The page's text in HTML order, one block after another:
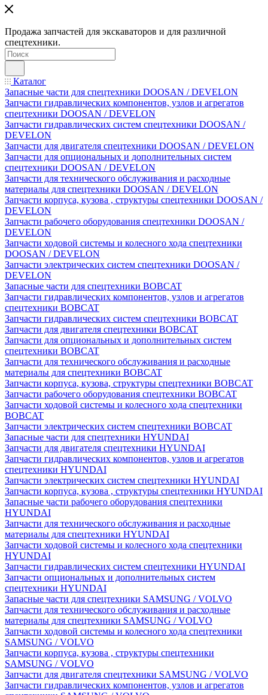
Продажа запчастей для экскаваторов и для различной
спецтехники.
Каталог
Запасные части для спецтехники DOOSAN / DEVELON
Запчасти гидравлических компонентов, узлов и агрегатов
спецтехники DOOSAN / DEVELON
Запчасти гидравлических систем спецтехники DOOSAN /
DEVELON
Запчасти для двигателя спецтехники DOOSAN / DEVELON
Запчасти для опциональных и дополнительных систем
спецтехники DOOSAN / DEVELON
Запчасти для технического обслуживания и расходные
материалы для спецтехники DOOSAN / DEVELON
Запчасти корпуса, кузова , структуры спецтехники DOOSAN /
DEVELON
Запчасти рабочего оборудования спецтехники DOOSAN /
DEVELON
Запчасти ходовой системы и колесного хода спецтехники
DOOSAN / DEVELON
Запчасти электрических систем спецтехники DOOSAN /
DEVELON
Запасные части для спецтехники BOBCAT
Запчасти гидравлических компонентов, узлов и агрегатов
спецтехники BOBCAT
Запчасти гидравлических систем спецтехники BOBCAT
Запчасти для двигателя спецтехники BOBCAT
Запчасти для опциональных и дополнительных систем
спецтехники BOBCAT
Запчасти для технического обслуживания и расходные
материалы для спецтехники BOBCAT
Запчасти корпуса, кузова, структуры спецтехники BOBCAT
Запчасти рабочего оборудования спецтехники BOBCAT
Запчасти ходовой системы и колесного хода спецтехники
BOBCAT
Запчасти электрических систем спецтехники BOBCAT
Запасные части для спецтехники HYUNDAI
Запчасти для двигателя спецтехники HYUNDAI
Запчасти гидравлических компонентов, узлов и агрегатов
спецтехники HYUNDAI
Запчасти электрических систем спецтехники HYUNDAI
Запчасти корпуса, кузова , структуры спецтехники HYUNDAI
Запасные части рабочего оборудования спецтехники
HYUNDAI
Запчасти для технического обслуживания и расходные
материалы для спецтехники HYUNDAI
Запчасти ходовой системы и колесного хода спецтехники
HYUNDAI
Запчасти гидравлических систем спецтехники HYUNDAI
Запчасти опциональных и дополнительных систем
спецтехники HYUNDAI
Запасные части для спецтехники SAMSUNG / VOLVO
Запчасти для технического обслуживания и расходные
материалы для спецтехники SAMSUNG / VOLVO
Запчасти ходовой системы и колесного хода спецтехники
SAMSUNG / VOLVO
Запчасти корпуса, кузова , структуры спецтехники
SAMSUNG / VOLVO
Запчасти для двигателя спецтехники SAMSUNG / VOLVO
Запчасти гидравлических компонентов, узлов и агрегатов